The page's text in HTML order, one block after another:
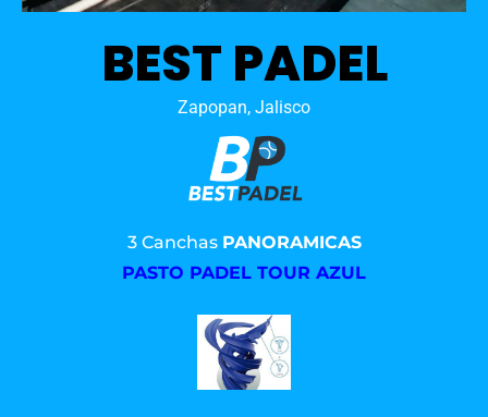
BEST PADEL
Zapopan, Jalisco
3 Canchas PANORAMICAS
PASTO PADEL TOUR AZUL